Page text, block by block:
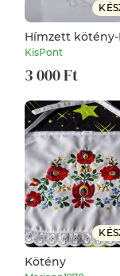
Hímzett
royality/fehér
KisPont
3 000 Ft
Kötény